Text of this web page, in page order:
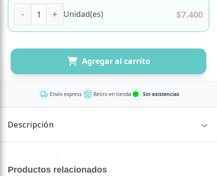
Unidad(es) $7.400
Agregar al carrito
Envío express Retiro en tienda Sin existencias
Descripción
Sin descripción disponible.
Productos relacionados